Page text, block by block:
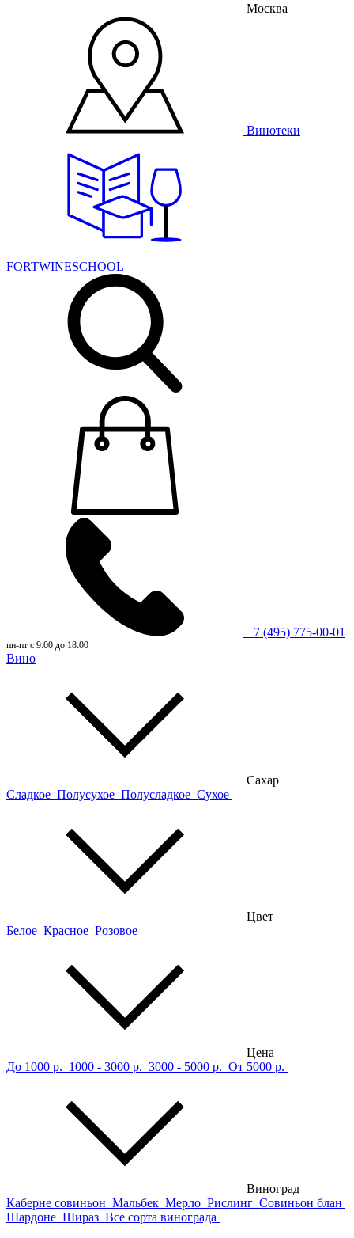
Москва
Винотеки
FORTWINESCHOOL
+7 (495) 775-00-01
пн-пт с 9:00 до 18:00
Вино
Сахар
Сладкое Полусухое Полусладкое Сухое
Цвет
Белое Красное Розовое
Цена
До 1000 р. 1000 - 3000 р. 3000 - 5000 р. От 5000 р.
Виноград
Каберне совиньон Мальбек Мерло Рислинг Совиньон блан
Шардоне Шираз Все сорта винограда